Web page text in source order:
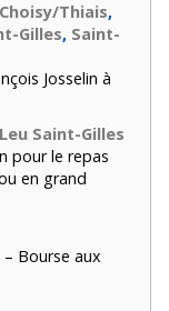
Thiais,
Gilles, Saint-
Josselin à
Saint-Gilles
pour le repas
en grand
Bourse aux